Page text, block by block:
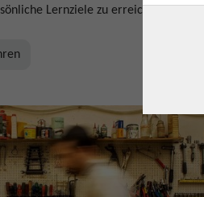
Lernziele zu erreichen.